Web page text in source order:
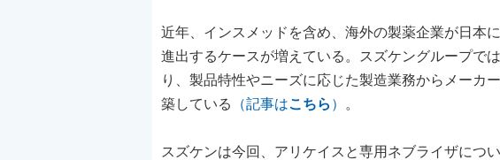
近年、インスメッドを含め、海外の製薬企業が日本
進出するケースが増えている。スズケングループで
り、製品特性やニーズに応じた製造業務からメーカ
築している
（記事はこちら ） 。
スズケンは今回、アリケイスと専用ネブライザにつ